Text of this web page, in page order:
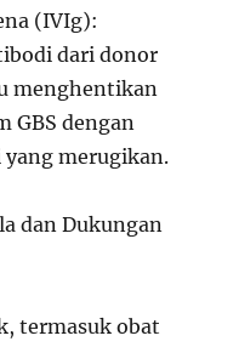
(IVIg):
dari donor
menghentikan
GBS dengan
merugikan.
dan Dukungan
termasuk obat